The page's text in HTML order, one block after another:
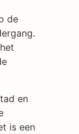
de
en
is een